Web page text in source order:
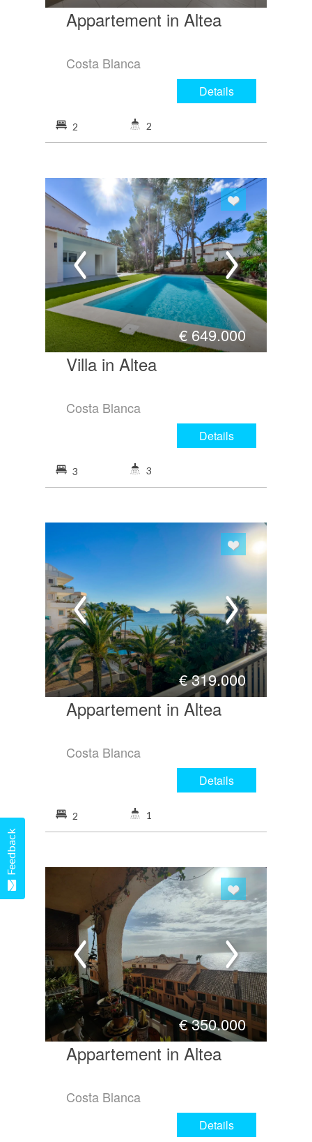
Appartement in Altea
Costa Blanca
Details
2 2
€ 649.000
Villa in Altea
Costa Blanca
Details
3 3
€319.000
Appartement in Altea
Costa Blanca
Details
2 1
€350.000
Appartement in Altea
Costa Blanca
Details
Feedback